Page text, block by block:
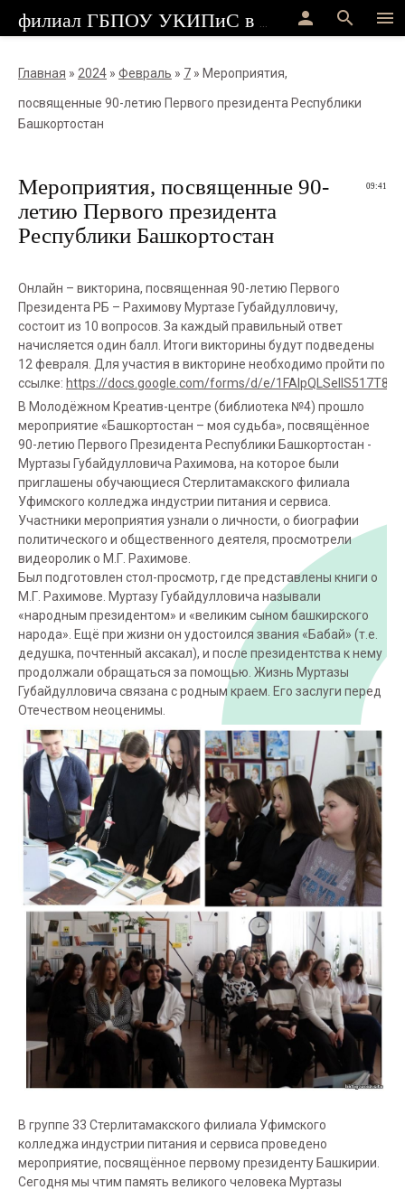
menu
search
person
Главная » 2024 » Февраль » 7 » Мероприятия,
посвященные 90-летию Первого президента Республики
Башкортостан
09:41
Мероприятия, посвященные 90-
летию Первого президента
Республики Башкортостан
Онлайн – викторина, посвященная 90-летию Первого
Президента РБ – Рахимову Муртазе Губайдулловичу,
состоит из 10 вопросов. За каждый правильный ответ
начисляется один балл. Итоги викторины будут подведены
12 февраля. Для участия в викторине необходимо пройти по
ссылке: https://docs.google.com/forms/d/e/1FAIpQLSelIS517T8I0..
В Молодёжном Креатив-центре (библиотека №4) прошло
мероприятие «Башкортостан – моя судьба», посвящённое
90-летию Первого Президента Республики Башкортостан -
Муртазы Губайдулловича Рахимова, на которое были
приглашены обучающиеся Стерлитамакского филиала
Уфимского колледжа индустрии питания и сервиса.
Участники мероприятия узнали о личности, о биографии
политического и общественного деятеля, просмотрели
видеоролик о М.Г. Рахимове.
Был подготовлен стол-просмотр, где представлены книги о
М.Г. Рахимове. Муртазу Губайдулловича называли
«народным президентом» и «великим сыном башкирского
народа». Ещё при жизни он удостоился звания «Бабай» (т.е.
дедушка, почтенный аксакал), и после президентства к нему
продолжали обращаться за помощью. Жизнь Муртазы
Губайдулловича связана с родным краем. Его заслуги перед
Отечеством неоценимы.
В группе 33 Стерлитамакского филиала Уфимского
колледжа индустрии питания и сервиса проведено
мероприятие, посвящённое первому президенту Башкирии.
Сегодня мы чтим память великого человека Муртазы